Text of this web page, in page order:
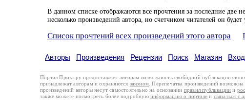
В данном списке отображаются все прочтения за последние две
несколько произведений автора, но счетчиком читателей он
Список прочтений всех произведений этого автора
Авторы Произведения Рецензии Поиск Магазин
Портал Проза.ру предоставляет авторам возможность свободной публикации
принадлежат авторам и охраняются законом . Перепечатка произведений
произведений авторы несут самостоятельно на основании правил публикации и
также можете посмотреть более подробную информацию о портале и связаться с